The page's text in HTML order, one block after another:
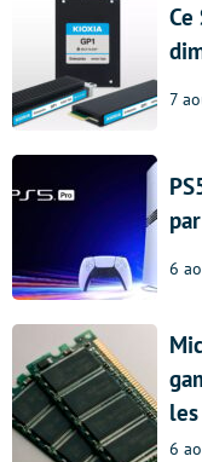
7
6
6